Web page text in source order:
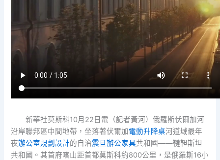
新華社莫斯科10月22日電（記者黃河）俄羅斯伏爾加河
沿岸聯邦區中間地帶，坐落著伏爾加電動升降桌河道域最年
夜辦公室規劃設計的自治震旦辦公家具共和國——韃靼斯坦
共和國。其首府喀山距首都莫斯科約800公里，是俄羅斯16小